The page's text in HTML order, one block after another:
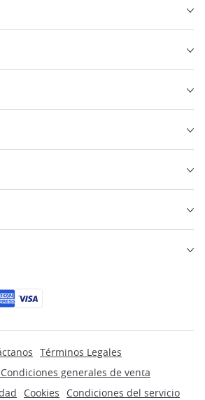
Términos Legales
generales de venta
Cookies Condiciones del servicio